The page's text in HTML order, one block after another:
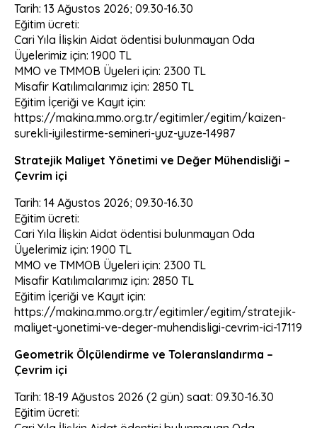
Tarih: 13 Ağustos 2026; 09.30-16.30
Eğitim ücreti:
Cari Yıla İlişkin Aidat ödentisi bulunmayan Oda
Üyelerimiz için: 1900 TL
MMO ve TMMOB Üyeleri için: 2300 TL
Misafir Katılımcılarımız için: 2850 TL
Eğitim İçeriği ve Kayıt için:
https://makina.mmo.org.tr/egitimler/egitim/kaizen-
surekli-iyilestirme-semineri-yuz-yuze-14987
Stratejik Maliyet Yönetimi ve Değer Mühendisliği –
Çevrim içi
Tarih: 14 Ağustos 2026; 09.30-16.30
Eğitim ücreti:
Cari Yıla İlişkin Aidat ödentisi bulunmayan Oda
Üyelerimiz için: 1900 TL
MMO ve TMMOB Üyeleri için: 2300 TL
Misafir Katılımcılarımız için: 2850 TL
Eğitim İçeriği ve Kayıt için:
https://makina.mmo.org.tr/egitimler/egitim/stratejik-
maliyet-yonetimi-ve-deger-muhendisligi-cevrim-ici-17119
Geometrik Ölçülendirme ve Toleranslandırma –
Çevrim içi
Tarih: 18-19 Ağustos 2026 (2 gün) saat: 09.30-16.30
Eğitim ücreti: